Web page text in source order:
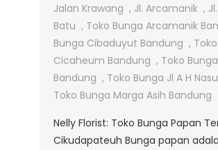
Jalan Krawang , Jl. Arcamanik ,
Batu , Toko Bunga Arcamanik
Bunga Cibaduyut Bandung ,
Cicaheum Bandung , Toko
Bandung , Toko Bunga Jl A H
Toko Bunga Marga Asih Bandung
Nelly Florist: Toko Bunga Papan
Cikudapateuh Bunga papan